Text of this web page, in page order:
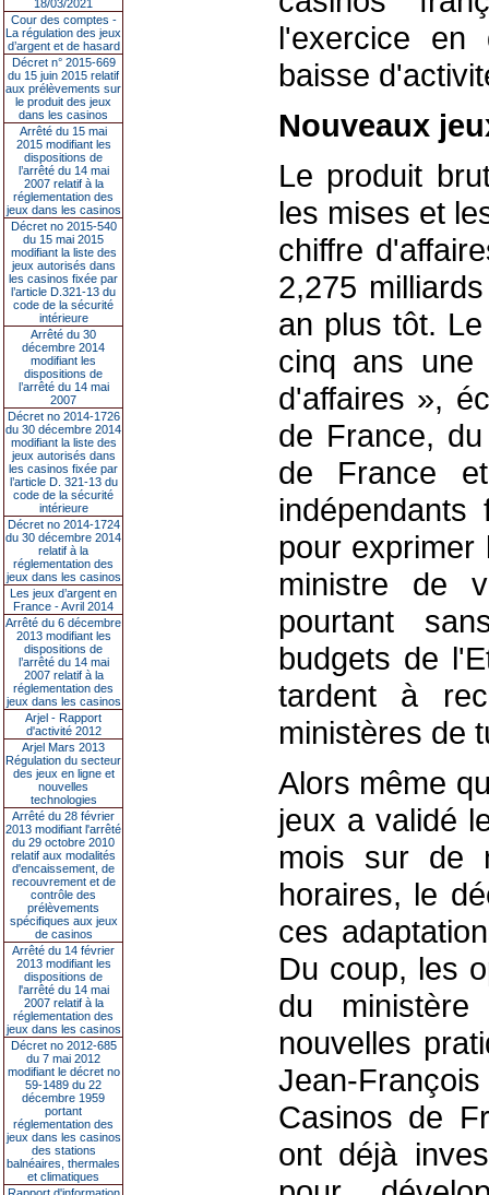
18/03/2021
Cour des comptes -
La régulation des jeux
d’argent et de hasard
Décret n° 2015-669
du 15 juin 2015 relatif
aux prélèvements sur
le produit des jeux
dans les casinos
Arrêté du 15 mai
2015 modifiant les
dispositions de
l’arrêté du 14 mai
2007 relatif à la
réglementation des
jeux dans les casinos
Décret no 2015-540
du 15 mai 2015
modifiant la liste des
jeux autorisés dans
les casinos fixée par
l’article D.321-13 du
code de la sécurité
intérieure
Arrêté du 30
décembre 2014
modifiant les
dispositions de
l’arrêté du 14 mai
2007
Décret no 2014-1726
du 30 décembre 2014
modifiant la liste des
jeux autorisés dans
les casinos fixée par
l’article D. 321-13 du
code de la sécurité
intérieure
Décret no 2014-1724
du 30 décembre 2014
relatif à la
réglementation des
jeux dans les casinos
Les jeux d’argent en
France - Avril 2014
Arrêté du 6 décembre
2013 modifiant les
dispositions de
l’arrêté du 14 mai
2007 relatif à la
réglementation des
jeux dans les casinos
Arjel - Rapport
d'activité 2012
Arjel Mars 2013
Régulation du secteur
des jeux en ligne et
nouvelles
technologies
Arrêté du 28 février
2013 modifiant l'arrêté
du 29 octobre 2010
relatif aux modalités
d'encaissement, de
recouvrement et de
contrôle des
prélèvements
spécifiques aux jeux
de casinos
Arrêté du 14 février
2013 modifiant les
dispositions de
l'arrêté du 14 mai
2007 relatif à la
réglementation des
jeux dans les casinos
Décret no 2012-685
du 7 mai 2012
modifiant le décret no
59-1489 du 22
décembre 1959
portant
réglementation des
jeux dans les casinos
des stations
balnéaires, thermales
et climatiques
l'exercice en
baisse
Nouveaux
Le produit
les mises et
chiffre
2,275
an plus tôt.
cinq ans
d'affaires »,
de France,
de France
pour exprimer
ministre de
pourtant
budgets de
tardent à
ministères de
Alors même
jeux a validé
mois sur de
horaires, le
ces
Du coup, les
du
nouvelles
Jean-
Casinos de
ont déjà